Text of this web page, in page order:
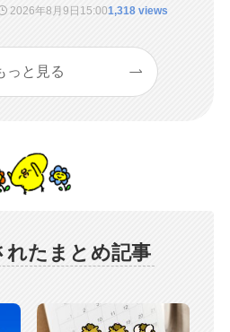
2026年8月9日 15:001,318 views
っと見る
れたまとめ記事